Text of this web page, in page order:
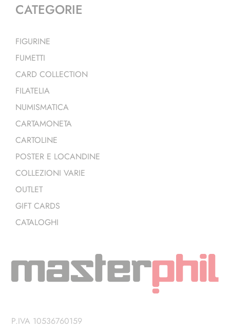
CATEGORIE
FIGURINE
FUMETTI
CARD COLLECTION
FILATELIA
NUMISMATICA
CARTAMONETA
CARTOLINE
POSTER E LOCANDINE
COLLEZIONI VARIE
OUTLET
GIFT CARDS
CATALOGHI
P.IVA 10536760159